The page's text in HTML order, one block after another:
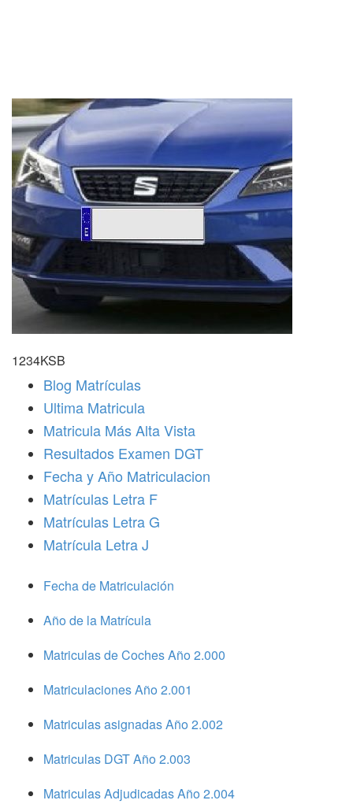
1234KSB
Blog Matrículas
Ultima Matricula
Matricula Más Alta Vista
Resultados Examen DGT
Fecha y Año Matriculacion
Matrículas Letra F
Matrículas Letra G
Matrícula Letra J
Fecha de Matriculación
Año de la Matrícula
Matriculas de Coches Año 2.000
Matriculaciones Año 2.001
Matriculas asignadas Año 2.002
Matriculas DGT Año 2.003
Matriculas Adjudicadas Año 2.004